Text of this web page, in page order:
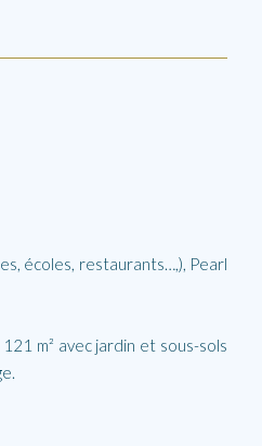
écoles, restaurants…,), Pearl
m² avec jardin et sous-sols